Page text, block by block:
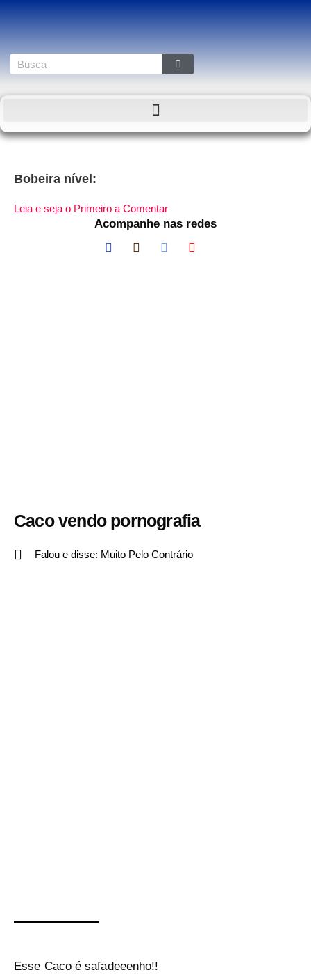
Bobeira nível:
Leia e seja o Primeiro a Comentar
Acompanhe nas redes
Caco vendo pornografia
Falou e disse: Muito Pelo Contrário
Esse Caco é safadeeenho!!